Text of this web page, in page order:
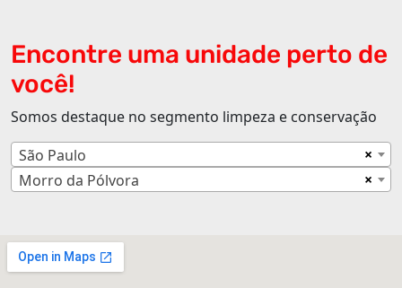
Encontre uma unidade perto de
você!
Somos destaque no segmento limpeza e conservação
×
São Paulo
×
Morro da Pólvora